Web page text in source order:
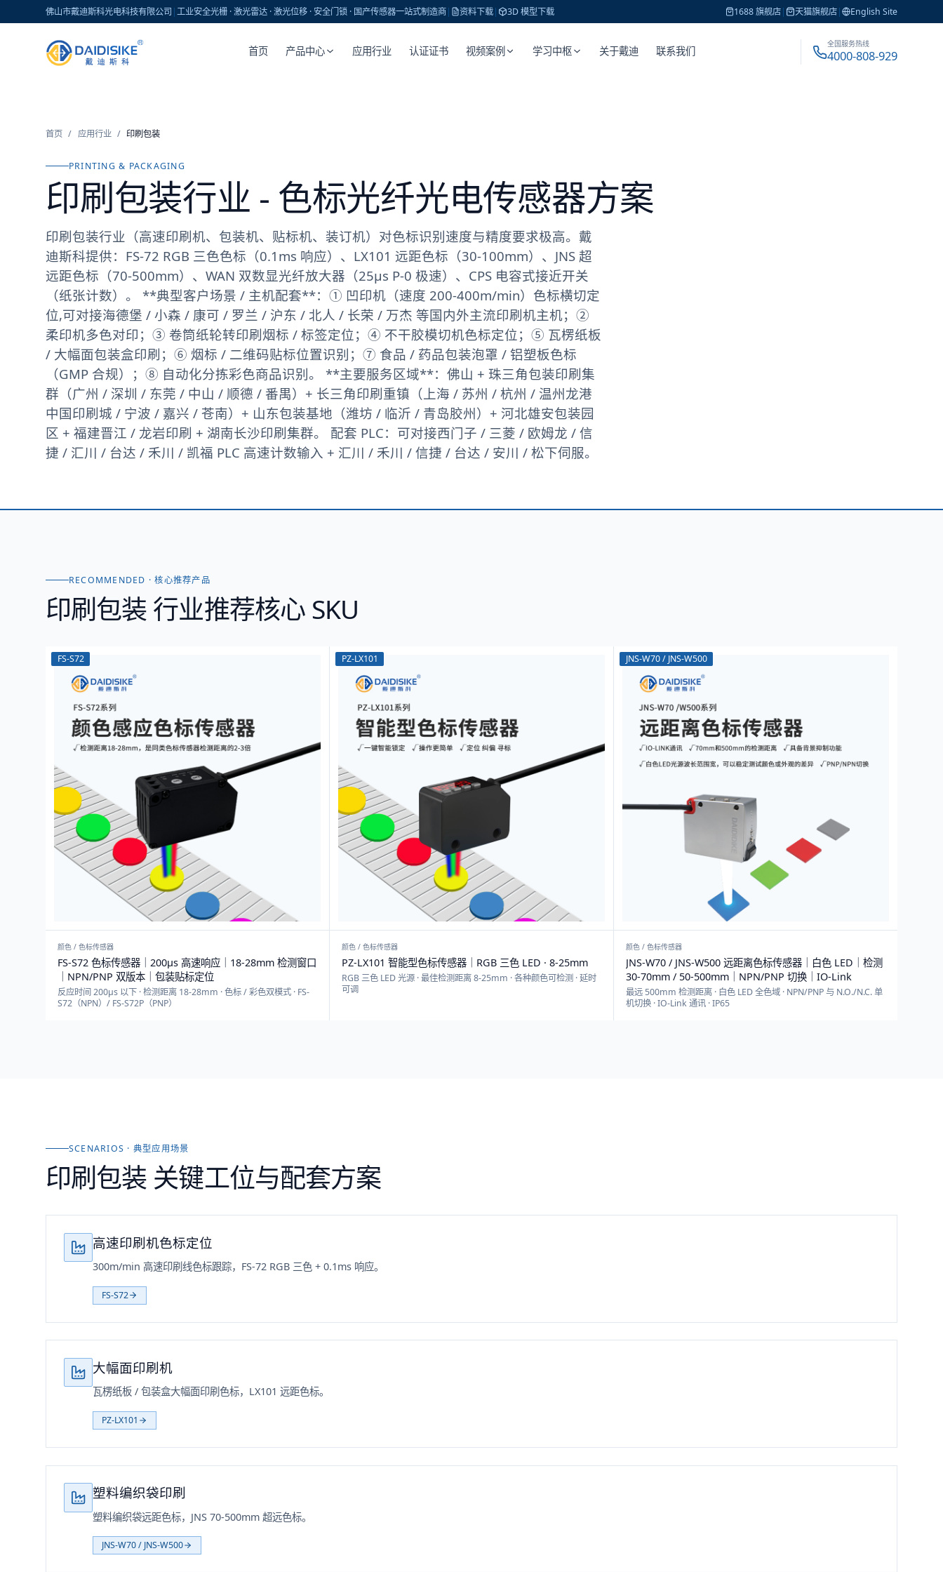
佛山市戴迪斯科光电科技有限公司 |工业安全光栅 · 激光雷达 · 激光位移 · 安全门锁 · 国产传感器一站式制造商| 资料下载| 3D 模型下载 1688 旗舰店| 天猫旗舰店| English Site
首页 产品中心 应用行业 认证证书 视频案例 学习中枢 关于戴迪 联系我们
全国服务热线
4000-808-929
首页 / 应用行业 / 印刷包装
PRINTING & PACKAGING
印刷包装行业 - 色标光纤光电传感器方案
印刷包装行业（高速印刷机、包装机、贴标机、装订机）对色标识别速度与精度要求极高。戴
迪斯科提供：FS-72 RGB 三色色标（0.1ms 响应）、LX101 远距色标（30-100mm）、JNS 超
远距色标（70-500mm）、WAN 双数显光纤放大器（25μs P-0 极速）、CPS 电容式接近开关
（纸张计数）。 **典型客户场景 / 主机配套**：① 凹印机（速度 200-400m/min）色标横切定
位,可对接海德堡 / 小森 / 康可 / 罗兰 / 沪东 / 北人 / 长荣 / 万杰 等国内外主流印刷机主机；②
柔印机多色对印；③ 卷筒纸轮转印刷烟标 / 标签定位；④ 不干胶模切机色标定位；⑤ 瓦楞纸板
/ 大幅面包装盒印刷；⑥ 烟标 / 二维码贴标位置识别；⑦ 食品 / 药品包装泡罩 / 铝塑板色标
（GMP 合规）；⑧ 自动化分拣彩色商品识别。 **主要服务区域**：佛山 + 珠三角包装印刷集
群（广州 / 深圳 / 东莞 / 中山 / 顺德 / 番禺）+ 长三角印刷重镇（上海 / 苏州 / 杭州 / 温州龙港
中国印刷城 / 宁波 / 嘉兴 / 苍南）+ 山东包装基地（潍坊 / 临沂 / 青岛胶州）+ 河北雄安包装园
区 + 福建晋江 / 龙岩印刷 + 湖南长沙印刷集群。 配套 PLC：可对接西门子 / 三菱 / 欧姆龙 / 信
捷 / 汇川 / 台达 / 禾川 / 凯福 PLC 高速计数输入 + 汇川 / 禾川 / 信捷 / 台达 / 安川 / 松下伺服。
RECOMMENDED · 核心推荐产品
印刷包装行业推荐核心 SKU
FS-S72
颜色 / 色标传感器
FS-S72 色标传感器｜200μs 高速响应｜18-28mm 检测窗口
｜NPN/PNP 双版本｜包装贴标定位
反应时间 200μs 以下 · 检测距离 18-28mm · 色标 / 彩色双模式 · FS-
S72（NPN）/ FS-S72P（PNP）
PZ-LX101
颜色 / 色标传感器
PZ-LX101 智能型色标传感器｜RGB 三色 LED · 8-25mm
RGB 三色 LED 光源 · 最佳检测距离 8-25mm · 各种颜色可检测 · 延时
可调
JNS-W70 / JNS-W500
颜色 / 色标传感器
JNS-W70 / JNS-W500 远距离色标传感器｜白色 LED｜检测
30-70mm / 50-500mm｜NPN/PNP 切换｜IO-Link
最远 500mm 检测距离 · 白色 LED 全色域 · NPN/PNP 与 N.O./N.C. 单
机切换 · IO-Link 通讯 · IP65
SCENARIOS · 典型应用场景
印刷包装 关键工位与配套方案
高速印刷机色标定位
300m/min 高速印刷线色标跟踪，FS-72 RGB 三色 + 0.1ms 响应。
FS-S72
大幅面印刷机
瓦楞纸板 / 包装盒大幅面印刷色标，LX101 远距色标。
PZ-LX101
塑料编织袋印刷
塑料编织袋远距色标，JNS 70-500mm 超远色标。
JNS-W70 / JNS-W500